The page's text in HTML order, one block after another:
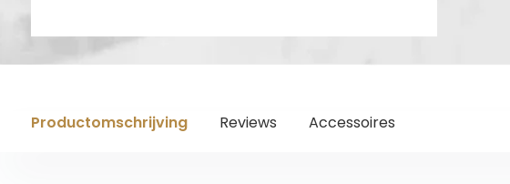
Productomschrijving Reviews Accessoires